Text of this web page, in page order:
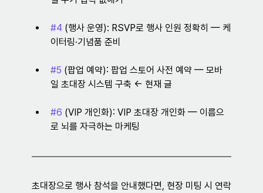
#4 (행사 운영): RSVP로 행사 인원 정확히 — 케
이터링·기념품 준비
#5 (팝업 예약): 팝업 스토어 사전 예약 — 모바
일 초대장 시스템 구축 ← 현재 글
#6 (VIP 개인화): VIP 초대장 개인화 — 이름으
로 뇌를 자극하는 마케팅
초대장으로 행사 참석을 안내했다면, 현장 미팅 시 연락